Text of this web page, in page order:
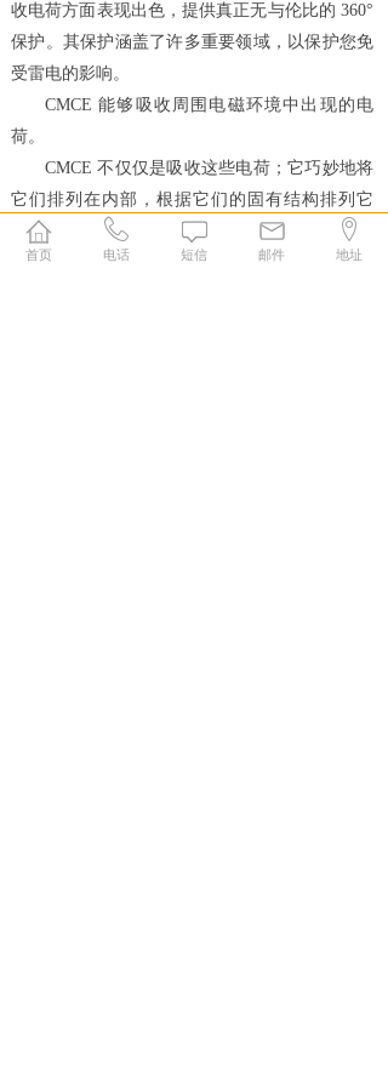
收电荷方面表现出色，提供真正无与伦比的 360°
保护。其保护涵盖了许多重要领域，以保护您免
受雷电的影响。
CMCE 能够吸收周围电磁环境中出现的电
荷。
CMCE 不仅仅是吸收这些电荷；它巧妙地将
它们排列在内部，根据它们的固有结构排列它
们。这种战术配置最大限度地提高了它管理输入
电涌的能力，使其能够在需要时快速准确地做出
首页 电话 短信 邮件 地址